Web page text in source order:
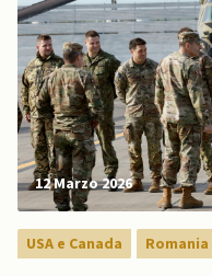
12 Marzo 2026
USA e Canada Romania